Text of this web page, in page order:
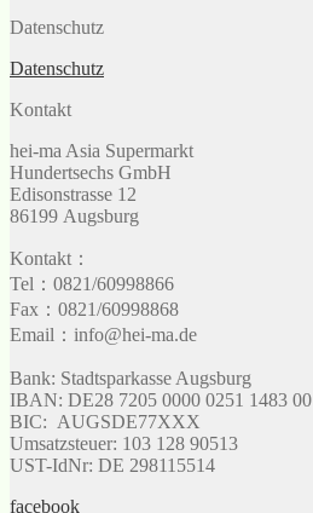
Datenschutz
Datenschutz
Kontakt
hei-ma Asia Supermarkt
Hundertsechs GmbH
Edisonstrasse 12
86199 Augsburg
Kontakt：
Tel：0821/60998866
Fax：0821/60998868
Email：info@hei-ma.de
Bank: Stadtsparkasse Augsburg
IBAN: DE28 7205 0000 0251 1483 00
BIC: AUGSDE77XXX
Umsatzsteuer: 103 128 90513
UST-IdNr: DE 298115514
facebook